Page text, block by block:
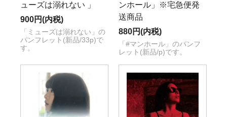
ューズは溺れない 」
900円(内税)
「ミューズは溺れない」の
パンフレット(新品/33p)で
す。
ンホール」※宅急便発
送商品
880円(内税)
「#マンホール」のパンフ
レット(新品/p)です。